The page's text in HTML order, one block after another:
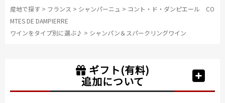
産地で探す > フランス > シャンパーニュ > コント・ド・ダンピエール CO
MTES DE DAMPIERRE
ワインをタイプ別に選ぶ♪ > シャンパン＆スパークリングワイン
ギフト(有料)
追加について